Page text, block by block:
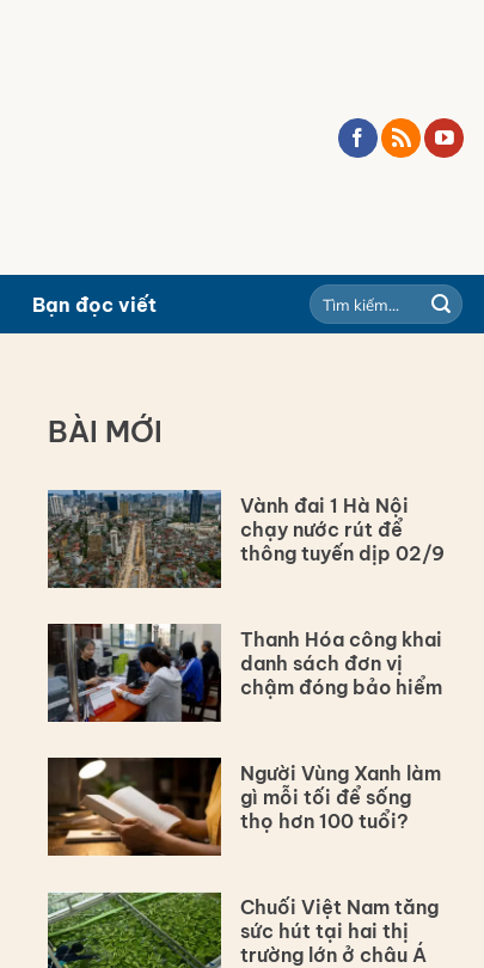
Bạn đọc viết
BÀI MỚI
Vành đai 1 Hà Nội
chạy nước rút để
thông tuyến dịp 02/9
Thanh Hóa công khai
danh sách đơn vị
chậm đóng bảo hiểm
Người Vùng Xanh làm
gì mỗi tối để sống
thọ hơn 100 tuổi?
Chuối Việt Nam tăng
sức hút tại hai thị
trường lớn ở châu Á